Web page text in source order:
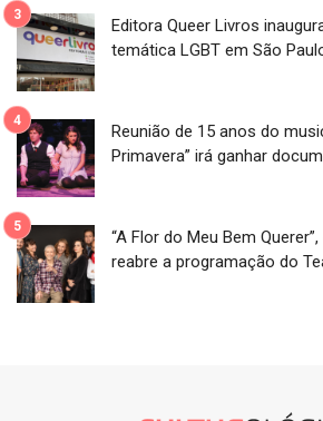
Editora Queer Livros
temática LGBT em São
Reunião de 15 anos do
Primavera” irá ganhar
“A Flor do Meu Bem
reabre a programação do